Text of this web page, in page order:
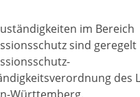
im Bereich
sind
des